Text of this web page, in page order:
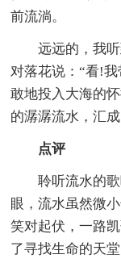
前流淌。
远远的，我
对落花说：“看!
敢地投入大海的
的潺潺流水，汇
点评
聆听流水的
眼，流水虽然微
笑对起伏，一路
了寻找生命的天